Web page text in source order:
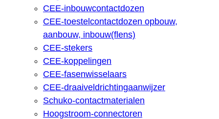
CEE-inbouwcontactdozen
CEE-toestelcontactdozen opbouw,
aanbouw, inbouw(flens)
CEE-stekers
CEE-koppelingen
CEE-fasenwisselaars
CEE-draaiveldrichtingaanwijzer
Schuko-contactmaterialen
Hoogstroom-connectoren